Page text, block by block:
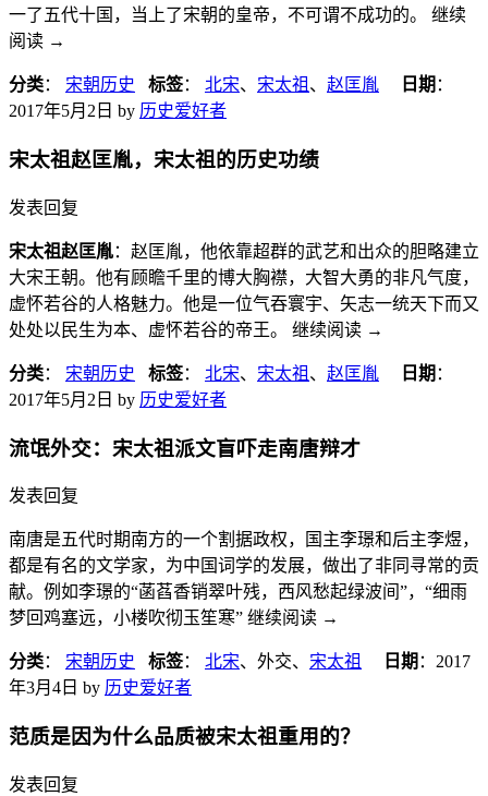
一了五代十国，当上了宋朝的皇帝，不可谓不成功的。 继续
阅读 →
分类： 宋朝历史 标签： 北宋、 宋太祖 、 赵匡胤 日期 ：
2017年5月2日 by 历史爱好者
宋太祖赵匡胤，宋太祖的历史功绩
发表回复
宋太祖赵匡胤：赵匡胤，他依靠超群的武艺和出众的胆略建立
大宋王朝。他有顾瞻千里的博大胸襟，大智大勇的非凡气度，
虚怀若谷的人格魅力。他是一位气吞寰宇、矢志一统天下而又
处处以民生为本、虚怀若谷的帝王。 继续阅读 →
分类： 宋朝历史 标签： 北宋、 宋太祖 、 赵匡胤 日期 ：
2017年5月2日 by 历史爱好者
流氓外交：宋太祖派文盲吓走南唐辩才
发表回复
南唐是五代时期南方的一个割据政权，国主李璟和后主李煜，
都是有名的文学家，为中国词学的发展，做出了非同寻常的贡
献。例如李璟的“菡萏香销翠叶残，西风愁起绿波间”，“细雨
梦回鸡塞远，小楼吹彻玉笙寒” 继续阅读 →
分类： 宋朝历史 标签： 北宋、外交、 宋太祖 日期 ： 2017
年3月4日 by 历史爱好者
范质是因为什么品质被宋太祖重用的？
发表回复